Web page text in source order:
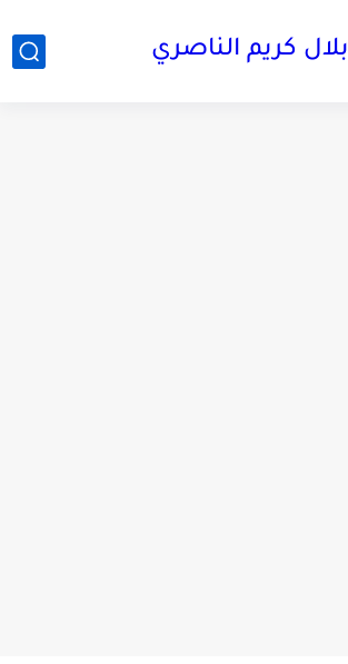
بلال كريم الناصري